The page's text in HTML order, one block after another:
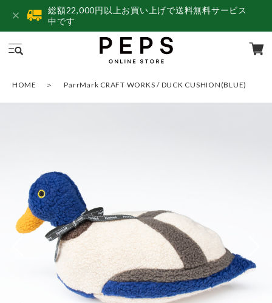
総額22,000円以上お買い上げで送料無料サービス
中です
HOME ParrMark CRAFT WORKS / DUCK CUSHION(BLUE)